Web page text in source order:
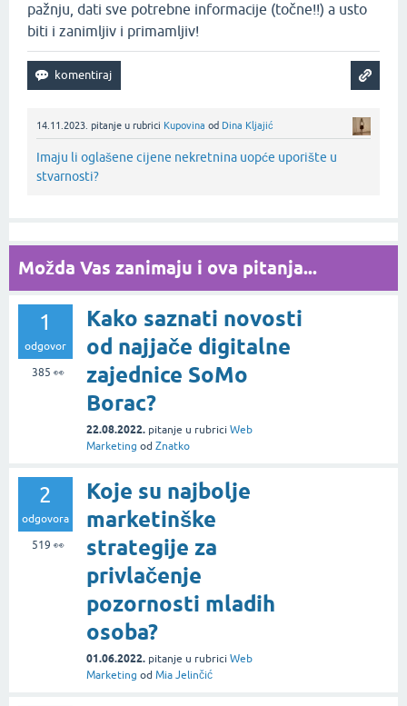
pažnju, dati sve potrebne informacije (točne!!) a usto
biti i zanimljiv i primamljiv!
14.11.2023. pitanje u rubrici Kupovina od Dina Kljajić
Imaju li oglašene cijene nekretnina uopće uporište u
stvarnosti?
Možda Vas zanimaju i ova pitanja...
1
odgovor
385 👀
Kako saznati novosti
od najjače digitalne
zajednice SoMo
Borac?
22.08.2022. pitanje u rubrici Web
Marketing od Znatko
2
odgovora
519 👀
Koje su najbolje
marketinške
strategije za
privlačenje
pozornosti mladih
osoba?
01.06.2022. pitanje u rubrici Web
Marketing od Mia Jelinčić